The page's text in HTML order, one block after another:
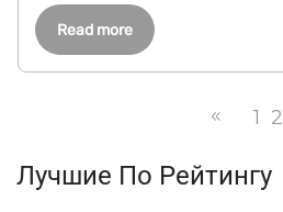
Read more
1 2
Лучшие По Рейтингу